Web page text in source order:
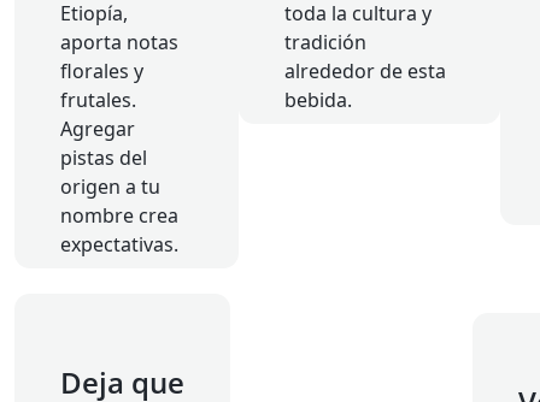
Etiopía,
aporta notas
florales y
frutales.
Agregar
pistas del
origen a tu
nombre crea
expectativas.
toda la cultura y
tradición
alrededor de esta
bebida.
Deja que